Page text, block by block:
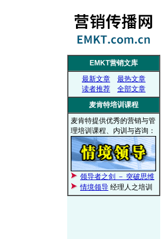
EMKT营销文库
最新文章
最热文章
读者推荐
全部文章
麦肯特培训课程
麦肯特提供优秀的营销与管
理培训课程、内训与咨询：
领导者之剑 － 突破思维
情境领导 经理人之培训